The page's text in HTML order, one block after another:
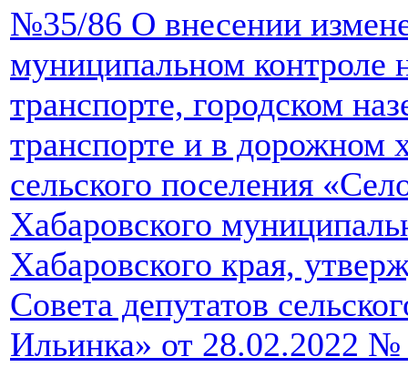
№35/86 О внесении
муниципальном контроле
транспорте, городском
транспорте и в дорожном
сельского поселения
Хабаровского
Хабаровского края,
Совета депутатов
Ильинка» от 28.02.2022 №